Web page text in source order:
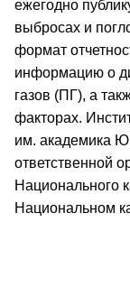
ежегодно
выбросах и
формат
информацию о
газов (ПГ), а
факторах.
им. академика
ответственной
Национального
Национальном